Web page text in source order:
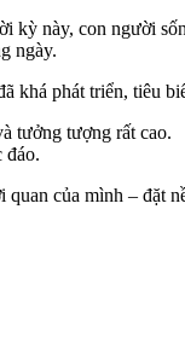
kỳ này, con người
ngày.
khá phát triển, tiêu
tưởng tượng rất cao.
đáo.
của mình – đặt